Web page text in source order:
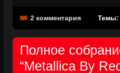
2 комментария Темы:
Полное
“Metallica By